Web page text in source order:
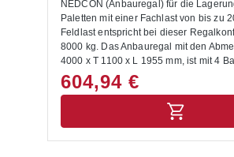
NEDCON (Anbauregal) für die
Paletten mit einer Fachlast von bis zu
Feldlast entspricht bei dieser
8000 kg. Das Anbauregal mit den
4000 x T 1100 x L 1955 mm, ist mit 4
ausgestattet. Die Rahmen sind
5019, die Balken hellorange - RAL
Das Palettenregal NEDCON zeichnet
eine hohe Stabilität und Qualität aus.
604,94 €